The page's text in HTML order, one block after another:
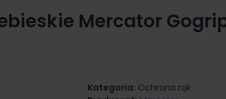
Mercator
Kategoria: Ochrona rąk